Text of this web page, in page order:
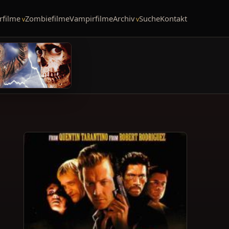
ZombiefilmeVampirfilmeArchiv SucheKontakt